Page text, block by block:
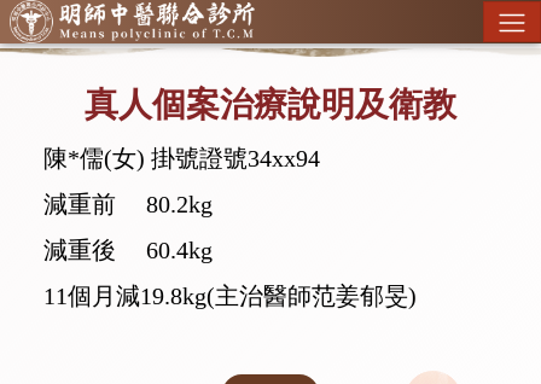
真人個案治療說明及衛教
陳*儒(女) 掛號證號34xx94
減重前 80.2kg
減重後 60.4kg
11個月減19.8kg(主治醫師范姜郁旻)